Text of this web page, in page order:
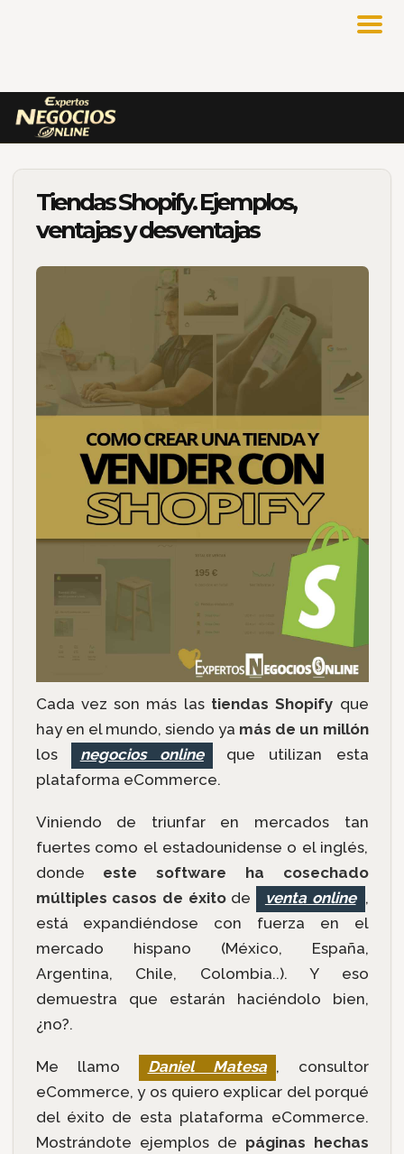
Tiendas Shopify. Ejemplos,
ventajas y desventajas
Cada vez son más lastiendas Shopify que
hay en el mundo, siendo ya más de un millón
los
negocios online
que utilizan esta
plataforma eCommerce.
Viniendo de triunfar en mercados tan
fuertes como el estadounidense o el inglés,
donde este software ha cosechado
múltiples casos de éxitode venta online ,
está expandiéndose con fuerza en el
mercado hispano (México, España,
Argentina, Chile, Colombia..). Y eso
demuestra que estarán haciéndolo bien,
¿no?.
Me llamo Daniel Matesa , consultor
eCommerce, y os quiero explicar del porqué
del éxito de esta plataforma eCommerce.
Mostrándote ejemplos de páginas hechas